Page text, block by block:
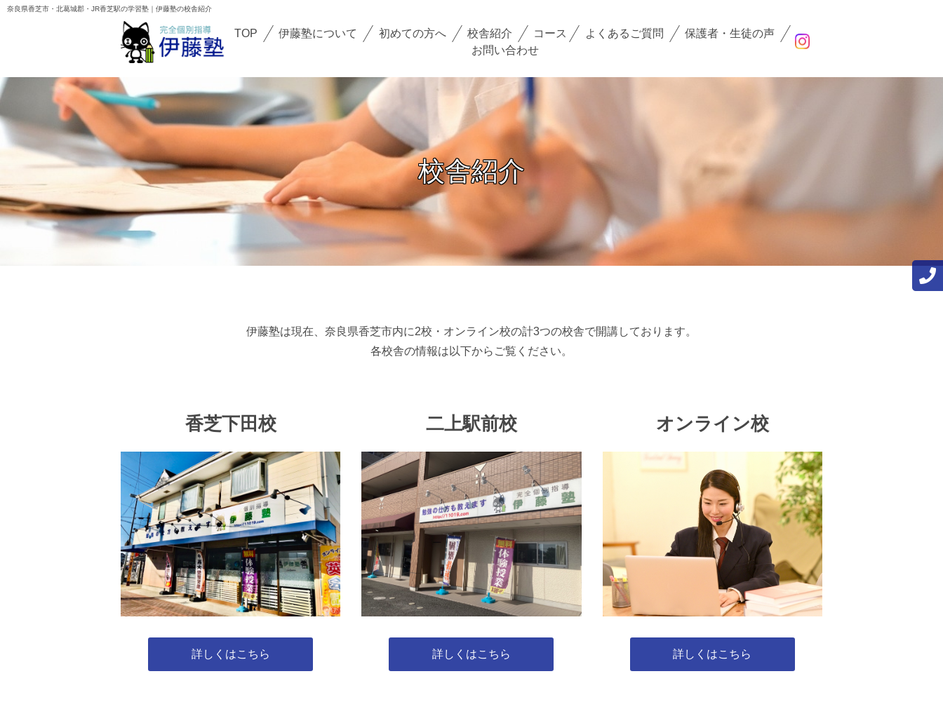
奈良県香芝市・北葛城郡・JR香芝駅の学習塾｜伊藤塾の校舎紹介
TOP 伊藤塾について 初めての方へ 校舎紹介 コース よくあるご質問
保護者・生徒の声
お問い合わせ
TOP
伊藤塾について
講師紹介
初めての方へ
お知らせ
ブログ
よくある質問
保護者・生徒の声
校舎紹介
二上駅前校
オンライン校
小学生コース
高校生・大学受験・社会人コース
校舎紹介
伊藤塾は現在、奈良県香芝市内に2校・オンライン校の計3つの校舎で開講しております。
各校舎の情報は以下からご覧ください。
香芝下田校
詳しくはこちら
二上駅前校
詳しくはこちら
オンライン校
詳しくはこちら